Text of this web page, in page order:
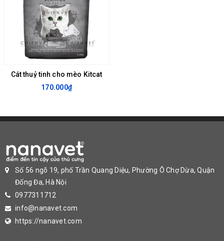
Chủ nuôi muốn hoàn hảo, hãy tự mình sáng chế ra 1 sản phẩm mới
ưu việt: vó khô nhanh tắp lự, nhà sạch, thơm
Trộn: 3 phần cát vón Kit Cat với 1 phần cát thuỷ tinh Kit Cat.
Cát thuỷ tinh cho mèo Kitcat
170.000₫
Số 56 ngõ 19, phố Trần Quang Diệu, Phường Ô Chợ Dừa, Quận
Đống Đa, Hà Nội
0977311712
info@nanavet.com
https://nanavet.com